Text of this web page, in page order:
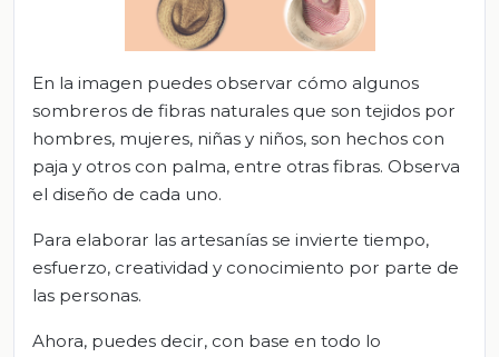
En la imagen puedes observar cómo algunos
sombreros de fibras naturales que son tejidos por
hombres, mujeres, niñas y niños, son hechos con
paja y otros con palma, entre otras fibras. Observa
el diseño de cada uno.
Para elaborar las artesanías se invierte tiempo,
esfuerzo, creatividad y conocimiento por parte de
las personas.
Ahora, puedes decir, con base en todo lo